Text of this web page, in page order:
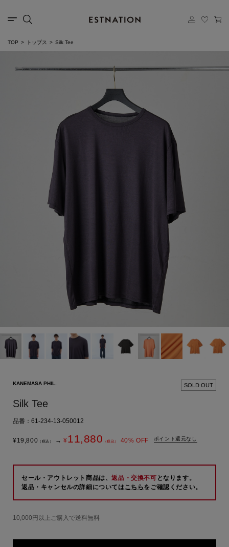
TOP トップス Silk Tee
KANEMASA PHIL. SOLD OUT
Silk Tee
品番：61-234-13-050012
¥19,800 （税込） → ¥11,880 （税込） 40% OFF ポイント還元なし
セール・アウトレット商品は、返品・交換不可 となります。
返品・キャンセルの詳細についてはこちらをご確認ください。
10,000円以上ご購入で送料無料